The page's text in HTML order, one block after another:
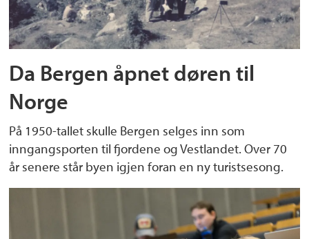
Da Bergen åpnet døren til
Norge
På 1950-tallet skulle Bergen selges inn som
inngangsporten til fjordene og Vestlandet. Over 70
år senere står byen igjen foran en ny turistsesong.